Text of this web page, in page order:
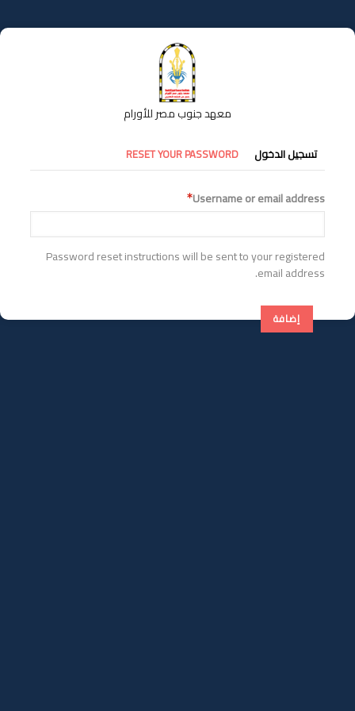
إلى
المحتوى
معهد جنوب مصر للأورام
التبويبات
الأساسية
تسجيل الدخول RESET YOUR PASSWORD
Username or email address
Password reset instructions will be sent to your registered
email address.